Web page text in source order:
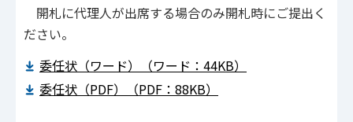
開札に代理人が出席する場合のみ開札時にご提出く
ださい。
委任状（ワード）（ワード：44KB）
委任状（PDF）（PDF：88KB）